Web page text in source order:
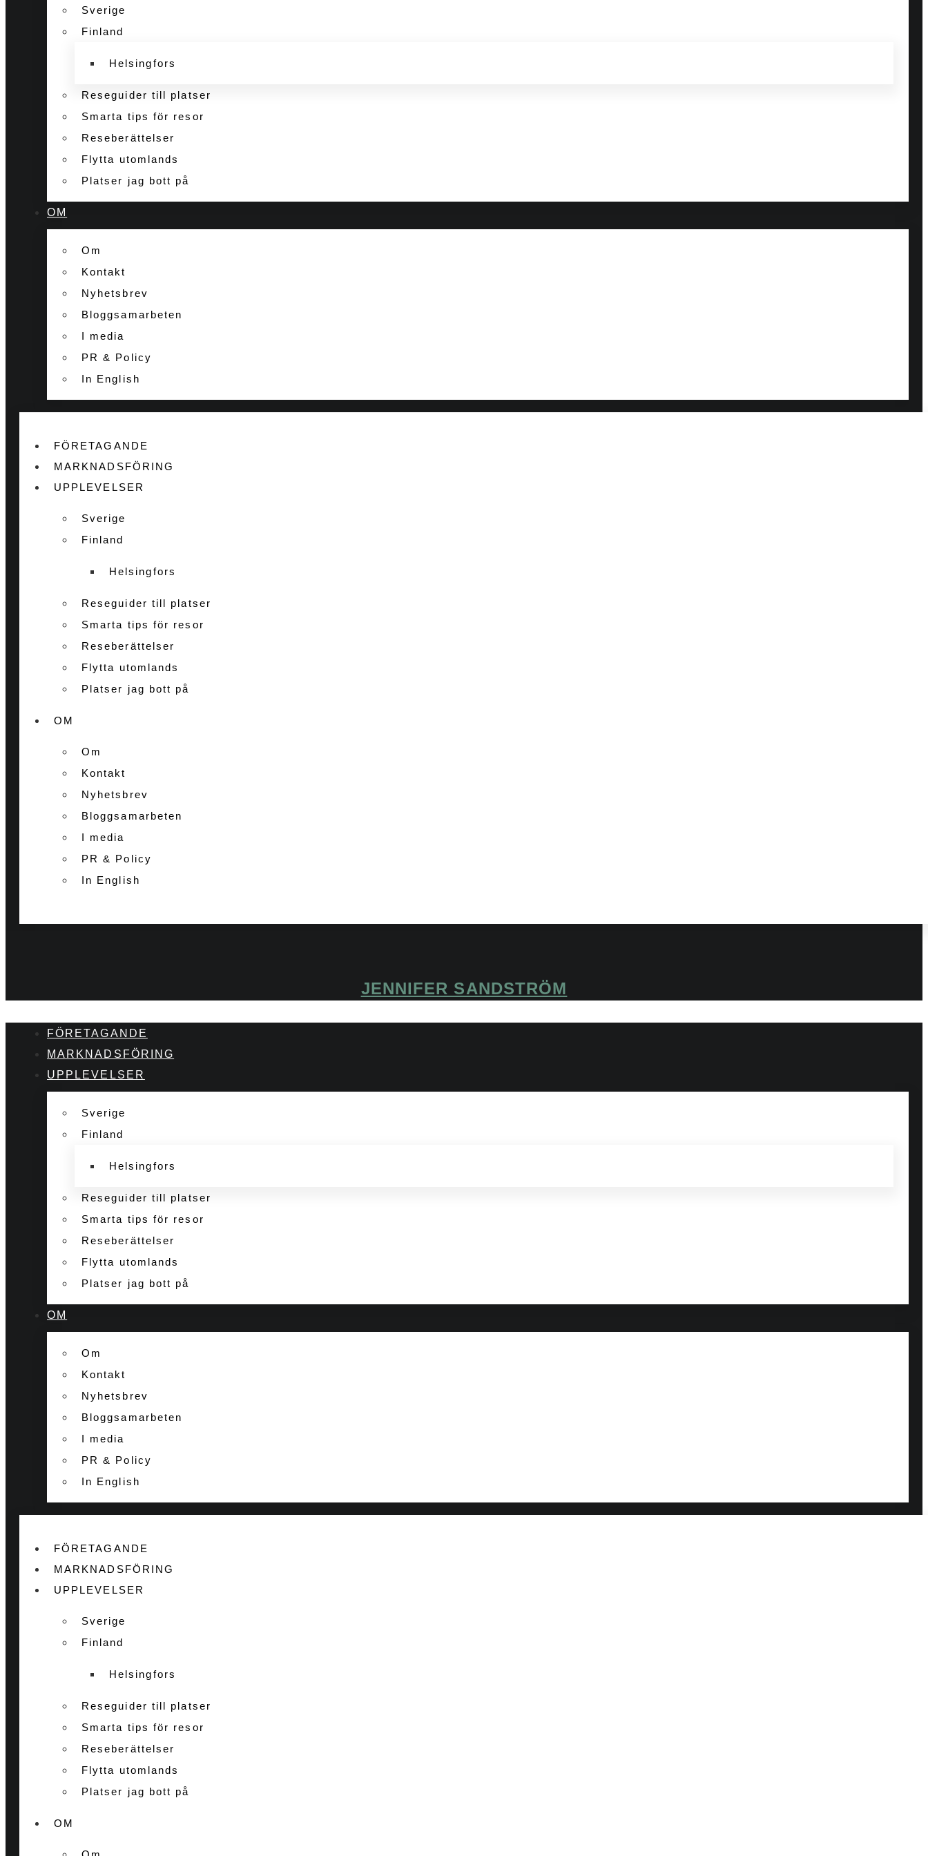
Sverige
Finland
Helsingfors
Reseguider till platser
Smarta tips för resor
Reseberättelser
Flytta utomlands
Platser jag bott på
OM
Om
Kontakt
Nyhetsbrev
Bloggsamarbeten
I media
PR & Policy
In English
FÖRETAGANDE
MARKNADSFÖRING
UPPLEVELSER
Sverige
Finland
Helsingfors
Reseguider till platser
Smarta tips för resor
Reseberättelser
Flytta utomlands
Platser jag bott på
OM
Om
Kontakt
Nyhetsbrev
Bloggsamarbeten
I media
PR & Policy
In English
JENNIFER SANDSTRÖM
FÖRETAGANDE
MARKNADSFÖRING
UPPLEVELSER
Sverige
Finland
Helsingfors
Reseguider till platser
Smarta tips för resor
Reseberättelser
Flytta utomlands
Platser jag bott på
OM
Om
Kontakt
Nyhetsbrev
Bloggsamarbeten
I media
PR & Policy
In English
FÖRETAGANDE
MARKNADSFÖRING
UPPLEVELSER
Sverige
Finland
Helsingfors
Reseguider till platser
Smarta tips för resor
Reseberättelser
Flytta utomlands
Platser jag bott på
OM